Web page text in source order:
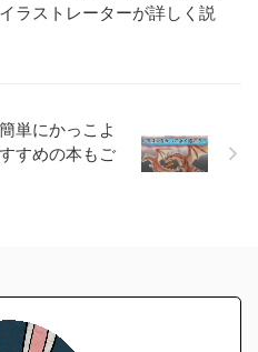
ラストレーターが詳しく説
単にかっこよ
すめの本もご